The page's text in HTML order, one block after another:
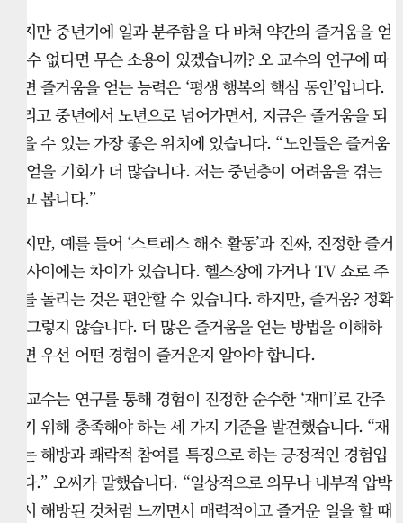
하지만 중년기에 일과 분주함을 다 바쳐 약간의 즐거움을 얻
을 수 없다면 무슨 소용이 있겠습니까? 오 교수의 연구에 따
르면 즐거움을 얻는 능력은 ‘평생 행복의 핵심 동인’입니다.
그리고 중년에서 노년으로 넘어가면서, 지금은 즐거움을 되
찾을 수 있는 가장 좋은 위치에 있습니다. “노인들은 즐거움
을 얻을 기회가 더 많습니다. 저는 중년층이 어려움을 겪는
다고 봅니다.”
하지만, 예를 들어 ‘스트레스 해소 활동’과 진짜, 진정한 즐거
움 사이에는 차이가 있습니다. 헬스장에 가거나 TV 쇼로 주
의를 돌리는 것은 편안할 수 있습니다. 하지만, 즐거움? 정확
히 그렇지 않습니다. 더 많은 즐거움을 얻는 방법을 이해하
려면 우선 어떤 경험이 즐거운지 알아야 합니다.
오 교수는 연구를 통해 경험이 진정한 순수한 ‘재미’로 간주
되기 위해 충족해야 하는 세 가지 기준을 발견했습니다. “재
미는 해방과 쾌락적 참여를 특징으로 하는 긍정적인 경험입
니다.” 오씨가 말했습니다. “일상적으로 의무나 내부적 압박
에서 해방된 것처럼 느끼면서 매력적이고 즐거운 일을 할 때